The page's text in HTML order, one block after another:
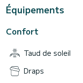
Équipements
Confort
Taud de soleil
Draps